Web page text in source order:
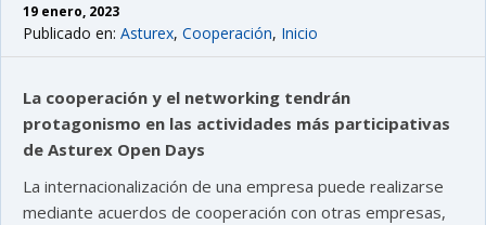
19 enero, 2023
Publicado en: Asturex, Cooperación, Inicio
La cooperación y el networking tendrán
protagonismo en las actividades más participativas
de Asturex Open Days
La internacionalización de una empresa puede realizarse
mediante acuerdos de cooperación con otras empresas,